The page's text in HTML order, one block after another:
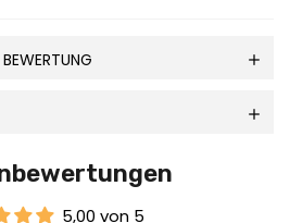
5,00 von 5